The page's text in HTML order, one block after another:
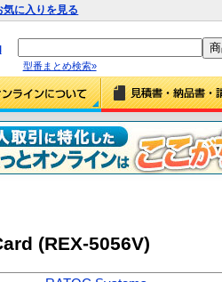
気に入りを見る
型番まとめ検索»
(REX-5056V)